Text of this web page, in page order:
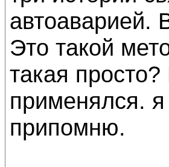
автоаварией.
Это такой
такая
применялся. я
припомню.